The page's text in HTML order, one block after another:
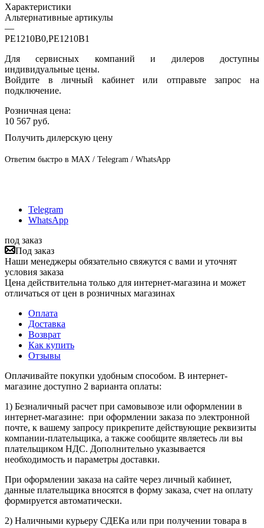
Характеристики
Альтернативные артикулы
—
PE1210B0,PE1210B1
Для сервисных компаний и дилеров доступны
индивидуальные цены.
Войдите в личный кабинет или отправьте запрос на
подключение.
Розничная цена:
10 567 руб.
Получить дилерскую цену
Ответим быстро в MAX / Telegram / WhatsApp
Telegram
WhatsApp
под заказ
Под заказ
Наши менеджеры обязательно свяжутся с вами и уточнят
условия заказа
Цена действительна только для интернет-магазина и может
отличаться от цен в розничных магазинах
Оплата
Доставка
Возврат
Как купить
Отзывы
Оплачивайте покупки удобным способом. В интернет-
магазине доступно 2 варианта оплаты:
1) Безналичный расчет при самовывозе или оформлении в
интернет-магазине: при оформлении заказа по электронной
почте, к вашему запросу прикрепите действующие реквизиты
компании-плательщика, а также сообщите являетесь ли вы
плательщиком НДС. Дополнительно указывается
необходимость и параметры доставки.
При оформлении заказа на сайте через личный кабинет,
данные плательщика вносятся в форму заказа, счет на оплату
формируется автоматически.
2) Наличными курьеру СДЕКа или при получении товара в